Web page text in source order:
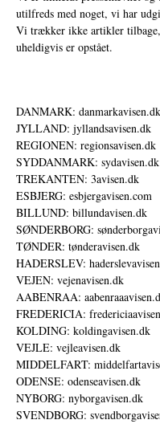
utilfreds med noget, vi har
Vi trækker ikke artikler
uheldigvis er opstået.
DANMARK: danmarkavisen.dk
JYLLAND: jyllandsavisen.dk
REGIONEN: regionsavisen.dk
SYDDANMARK: sydavisen.dk
TREKANTEN: 3avisen.dk
ESBJERG: esbjergavisen.com
BILLUND: billundavisen.dk
SØNDERBORG:
TØNDER: tønderavisen.dk
HADERSLEV:
VEJEN: vejenavisen.dk
AABENRAA:
FREDERICIA:
KOLDING: koldingavisen.dk
VEJLE: vejleavisen.dk
MIDDELFART:
ODENSE: odenseavisen.dk
NYBORG: nyborgavisen.dk
SVENDBORG: